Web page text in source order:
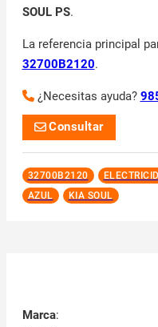
SOUL PS.
La referencia principal
32700B2120.
¿Necesitas ayuda?
Consultar
32700B2120
AZUL
KIA SOUL
Marca: